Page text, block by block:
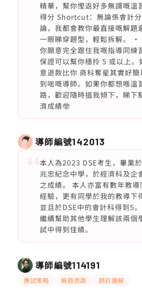
精華，幫你慳返好多無謂嘅
得分 Shortcut：無論係會計
論，我都會教你最直接嘅解題
一眼睇穿題型，輕鬆拆解。 •
你願意完全跟住我嘅指導同練
保證可以幫你穩拎 5 或以上。
意退款比你 商科奪星其實好
到啱嘅導師。如果你都想喺溫
路，歡迎隨時搵我傾下，睇下
濟成績🤓
導師編號142013
本人為2023 DSE考生，畢業
兆忠紀念中學，於經濟科及企
之成績。 本人亦富有數年教
經驗，更有同學於我的教導下
並且於DSE中的會計科得到5
繼續幫助其他學生理解該兩個
試中得到佳績。
導師編號114191
應試策略 解題思路 題目講解